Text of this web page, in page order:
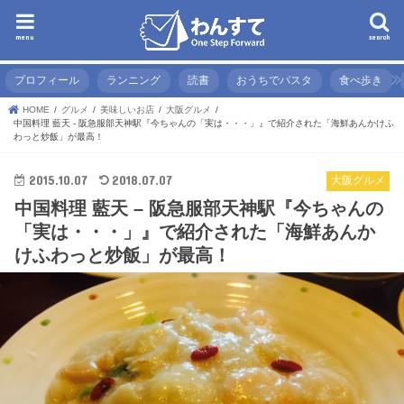
search
menu
プロフィール ランニング 読書 おうちでパスタ 食べ歩き
HOME グルメ 美味しいお店
大阪グルメ
中国料理 藍天 - 阪急服部天神駅『今ちゃんの「実は・・・」』で紹介された「海鮮あんかけふ
わっと炒飯」が最高！
大阪グルメ
2015.10.07 2018.07.07
中国料理 藍天 – 阪急服部天神駅『今ちゃんの
「実は・・・」』で紹介された「海鮮あんか
けふわっと炒飯」が最高！